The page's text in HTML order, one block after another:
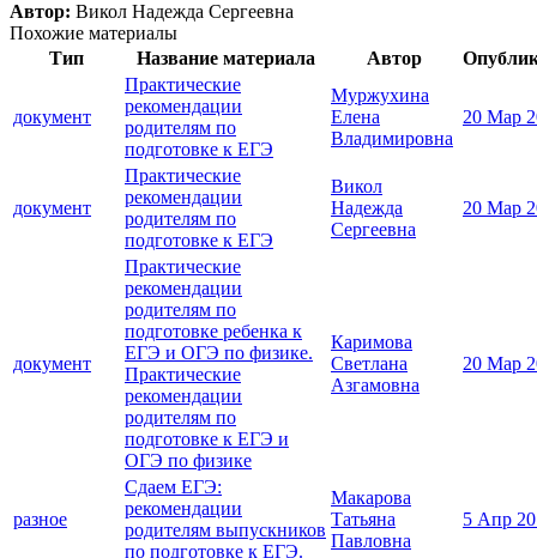
Автор: Викол Надежда Сергеевна
Похожие материалы
Тип
Название материала Автор
документ
Практические
рекомендации
родителям по
подготовке к ЕГЭ
Муржухина
Елена
Владимировна
20 Мар
документ
Практические
рекомендации
родителям по
подготовке к ЕГЭ
Викол
Надежда
Сергеевна
20 Мар
документ
Практические
рекомендации
родителям по
подготовке ребенка к
ЕГЭ и ОГЭ по физике.
Практические
рекомендации
родителям по
подготовке к ЕГЭ и
ОГЭ по физике
Каримова
Светлана
Азгамовна
20 Мар
разное
Сдаем ЕГЭ:
рекомендации
родителям выпускников
по подготовке к ЕГЭ.
Макарова
Татьяна
Павловна
5 Апр